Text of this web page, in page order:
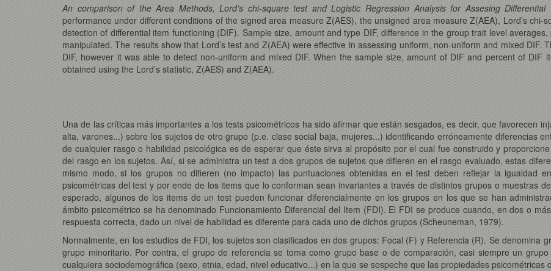
An comparison of the Area Methods, Lord’s chi-square test and Logistic Regression Analysis for Assesing Differential
performance under different conditions of the signed area measure Z(AES), the unsigned area measure Z(AEA), Lord’s
detection of differential item functioning (DIF). Sample size, amount and type DIF, difference in the group trait level
manipulated. The results show that Lord’s test and Z(AEA) were effective in assessing uniform, non-uniform and mixed DIF.
DIF, however it was able to detect non-uniform and mixed DIF. When the sample size, amount of DIF and percent of DIF
obtained using the Lord’s statistic, Z(AES) and Z(AEA).
Una de las críticas más importantes a los tests psicométricos ha sido afirmar que están sesgados, es decir, que favorecen
alta, varones...) sobre los sujetos de otro grupo (p.e. clase social baja, mujeres...) identificando erróneamente diferencias
de cualquier rasgo o habilidad psicológica es de esperar que éste sirva al propósito por el cual fue construido y
del rasgo en los sujetos. Así, si se administra un test a dos grupos de sujetos que difieren en el rasgo evaluado, estas
mismo modo, si los grupos no difieren (no impacto) las puntuaciones obtenidas en el test deben reflejar la igualdad
psicométricas del test y por ende de los items que lo conforman sean invariantes a través de distintos grupos o muestras
esperado, algunos de los items de un test pueden funcionar diferencialmente en los grupos en los que se han
ámbito psicométrico se ha denominado Funcionamiento Diferencial del Item (FDI). El FDI se produce cuando, en dos o
respuesta correcta, dado un nivel de habilidad es diferente para cada uno de dichos grupos (Scheuneman, 1979).
Normalmente, en los estudios de FDI, los sujetos son clasificados en dos grupos: Focal (F) y Referencia (R). Se denomina
grupo minoritario. Por contra, el grupo de referencia se toma como grupo base o de comparación, casi siempre un
cualquiera sociodemográfica (sexo, etnia, edad, nivel educativo...) en la que se sospeche que las propiedades psicométricas